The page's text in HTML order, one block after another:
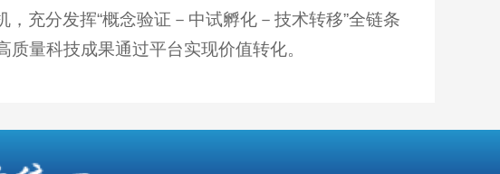
充分发挥“概念验证－中试孵化－技术转移”全链条
量科技成果通过平台实现价值转化。